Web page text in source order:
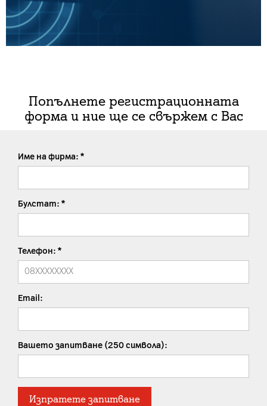
Попълнете регистрационната
форма и ние ще се свържем с Вас
Име на фирма:
Булстат:
Телефон:
Email:
Вашето запитване (250 символа):